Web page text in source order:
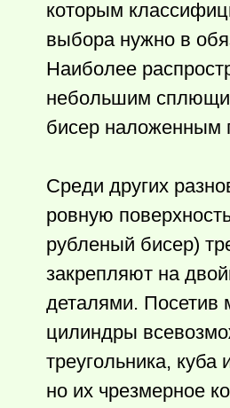
которым
выбора нужно в
Наиболее
небольшим
бисер наложенным
Среди других
ровную
рубленый бисер)
закрепляют на
деталями. Посетив
цилиндры
треугольника,
но их чрезмерное